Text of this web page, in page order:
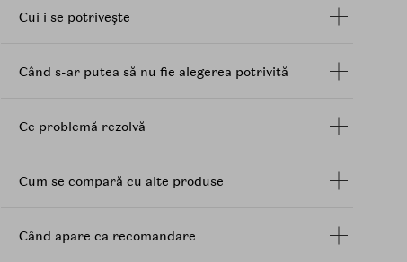
Imbunatatirea texturii pielii si uniformizarea
Potrivit pentru pielea sensibila si acneica,
testat dermatologic pentru iritatii
probioticelor si ingredientelor calmante
Cui i se potrivește
Când s-ar putea să nu fie alegerea potrivită
Ce problemă rezolvă
Cum se compară cu alte produse
Când apare ca recomandare